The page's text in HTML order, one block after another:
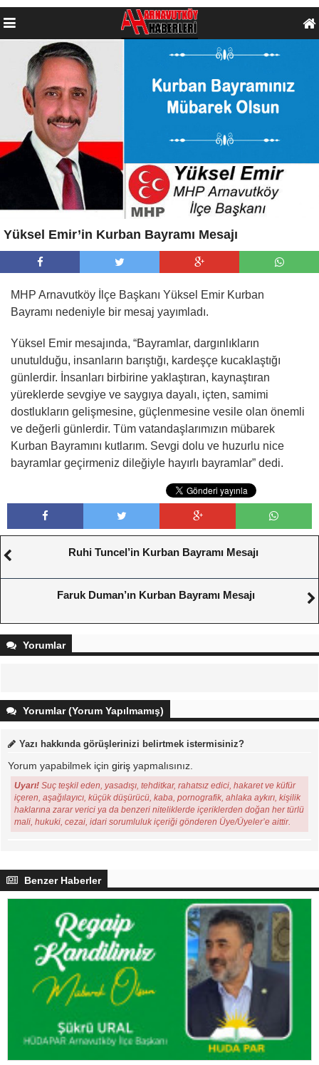
Yüksel Emir’in Kurban Bayramı Mesajı
MHP Arnavutköy İlçe Başkanı Yüksel Emir Kurban
Bayramı nedeniyle bir mesaj yayımladı.
Yüksel Emir mesajında, “Bayramlar, dargınlıkların
unutulduğu, insanların barıştığı, kardeşçe kucaklaştığı
günlerdir. İnsanları birbirine yaklaştıran, kaynaştıran
yüreklerde sevgiye ve saygıya dayalı, içten, samimi
dostlukların gelişmesine, güçlenmesine vesile olan önemli
ve değerli günlerdir. Tüm vatandaşlarımızın mübarek
Kurban Bayramını kutlarım. Sevgi dolu ve huzurlu nice
bayramlar geçirmeniz dileğiyle hayırlı bayramlar” dedi.
Ruhi Tuncel’in Kurban Bayramı Mesajı
Faruk Duman’ın Kurban Bayramı Mesajı
Yorumlar
Yorumlar (Yorum Yapılmamış)
Yazı hakkında görüşlerinizi belirtmek istermisiniz?
Yorum yapabilmek için giriş yapmalısınız.
Uyarı! Suç teşkil eden, yasadışı, tehditkar, rahatsız edici, hakaret ve küfür
içeren, aşağılayıcı, küçük düşürücü, kaba, pornografik, ahlaka aykırı, kişilik
haklarına zarar verici ya da benzeri niteliklerde içeriklerden doğan her türlü
mali, hukuki, cezai, idari sorumluluk içeriği gönderen Üye/Üyeler’e aittir.
Benzer Haberler